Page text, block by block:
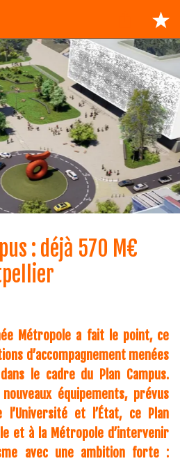
: déjà 570 M€
Métropole a fait le point, ce
d’accompagnement menées
le cadre du Plan Campus.
équipements, prévus
et l’État, ce Plan
et à la Métropole d’intervenir
avec une ambition forte :